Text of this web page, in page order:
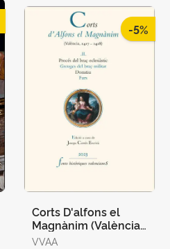
-5%
Corts D'alfons el
Magnànim (València,
1417-1418) Ii
VVAA